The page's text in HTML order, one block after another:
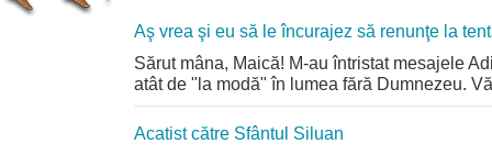
Aş vrea şi eu să le încurajez să renunţe la
Sărut mâna, Maică! M-au întristat mesajele
atât de "la modă" în lumea fără Dumnezeu.
Acatist către Sfântul Siluan